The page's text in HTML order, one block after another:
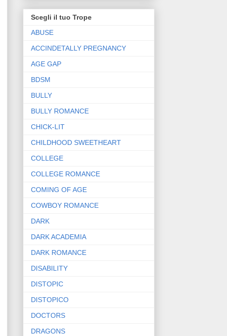
Scegli il tuo Trope
ABUSE
ACCINDETALLY PREGNANCY
AGE GAP
BDSM
BULLY
BULLY ROMANCE
CHICK-LIT
CHILDHOOD SWEETHEART
COLLEGE
COLLEGE ROMANCE
COMING OF AGE
COWBOY ROMANCE
DARK
DARK ACADEMIA
DARK ROMANCE
DISABILITY
DISTOPIC
DISTOPICO
DOCTORS
DRAGONS